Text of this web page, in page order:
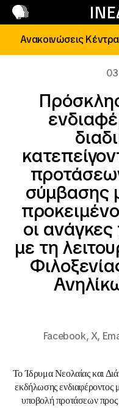
Ανακοινώσεις
σύμβασης
οι ανάγκες
με τη
Facebook,X,
Το Ίδρυμα Νεολαίας και
εκδήλωσης ενδιαφέροντος
υποβολή προτάσεων